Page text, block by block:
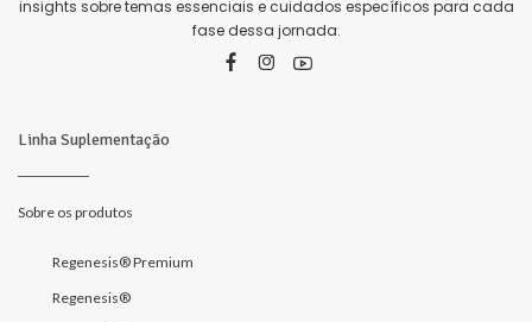
insights sobre temas essenciais e cuidados específicos para cada
fase dessa jornada.
Linha Suplementação
Sobre os produtos
Regenesis® Premium
Regenesis®